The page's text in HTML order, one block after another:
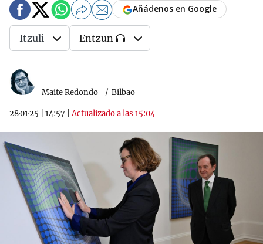
Maite Redondo Bilbao
28·01·25 14:57 |Actualizado a las 15:04
Añádenos en Google
Itzuli Entzun